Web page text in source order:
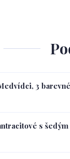
3 barevné
s šedým